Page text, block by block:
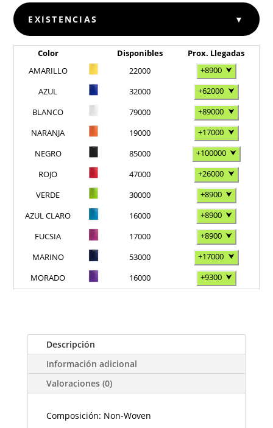
EXISTENCIAS ▼
Color Disponibles
Prox. Llegadas
AMARILLO
22000 +8900 ⮟
AZUL
32000 +62000 ⮟
BLANCO
79000 +89000 ⮟
NARANJA
19000 +17000 ⮟
NEGRO
85000 +100000 ⮟
ROJO
47000 +26000 ⮟
VERDE
30000 +8900 ⮟
AZUL CLARO
16000 +8900 ⮟
FUCSIA
17000 +8900 ⮟
MARINO
53000 +17000 ⮟
MORADO
16000 +9300 ⮟
Descripción
Información adicional
Valoraciones (0)
Composición: Non-Woven